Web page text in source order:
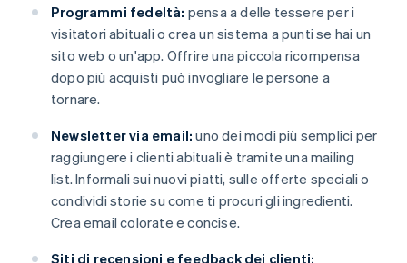
Programmi fedeltà: pensa a delle tessere per i
visitatori abituali o crea un sistema a punti se hai un
sito web o un'app. Offrire una piccola ricompensa
dopo più acquisti può invogliare le persone a
tornare.
Newsletter via email: uno dei modi più semplici per
raggiungere i clienti abituali è tramite una mailing
list. Informali sui nuovi piatti, sulle offerte speciali o
condividi storie su come ti procuri gli ingredienti.
Crea email colorate e concise.
Siti di recensioni e feedback dei clienti: